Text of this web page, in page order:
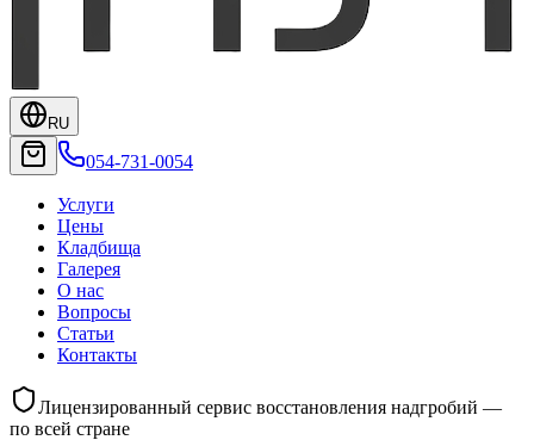
RU
054-731-0054
Услуги
Цены
Кладбища
Галерея
О нас
Вопросы
Статьи
Контакты
Лицензированный сервис восстановления надгробий —
по всей стране